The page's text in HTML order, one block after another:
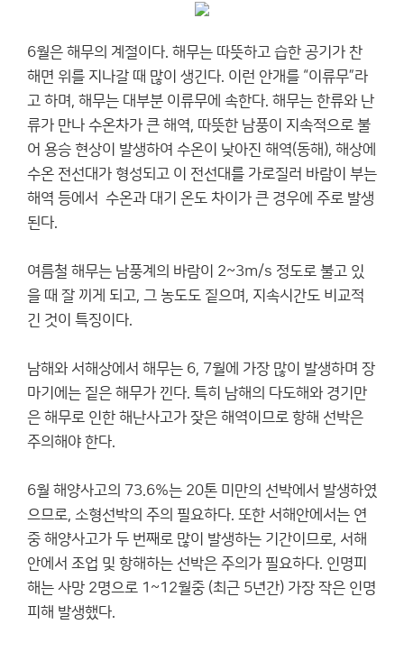
6월은 해무의 계절이다. 해무는 따뜻하고 습한 공기가 찬
해면 위를 지나갈 때 많이 생긴다. 이런 안개를 “이류무”라
고 하며, 해무는 대부분 이류무에 속한다. 해무는 한류와 난
류가 만나 수온차가 큰 해역, 따뜻한 남풍이 지속적으로 불
어 용승 현상이 발생하여 수온이 낮아진 해역(동해), 해상에
수온 전선대가 형성되고 이 전선대를 가로질러 바람이 부는
해역 등에서 수온과 대기 온도 차이가 큰 경우에 주로 발생
된다.
여름철 해무는 남풍계의 바람이 2~3m/s 정도로 불고 있
을 때 잘 끼게 되고, 그 농도도 짙으며, 지속시간도 비교적
긴 것이 특징이다.
남해와 서해상에서 해무는 6, 7월에 가장 많이 발생하며 장
마기에는 짙은 해무가 낀다. 특히 남해의 다도해와 경기만
은 해무로 인한 해난사고가 잦은 해역이므로 항해 선박은
주의해야 한다.
6월 해양사고의 73.6%는 20톤 미만의 선박에서 발생하였
으므로, 소형선박의 주의 필요하다. 또한 서해안에서는 연
중 해양사고가 두 번째로 많이 발생하는 기간이므로, 서해
안에서 조업 및 항해하는 선박은 주의가 필요하다. 인명피
해는 사망 2명으로 1~12월중 (최근 5년간) 가장 작은 인명
피해 발생했다.